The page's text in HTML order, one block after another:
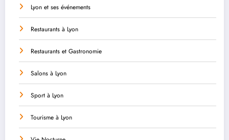
Lyon et ses événements
Restaurants à Lyon
Restaurants et Gastronomie
Salons à Lyon
Sport à Lyon
Tourisme à Lyon